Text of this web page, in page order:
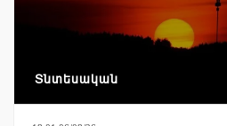
Տնտեսական